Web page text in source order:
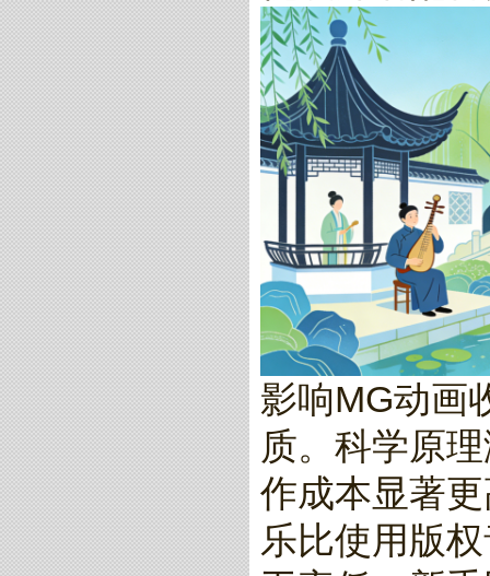
影响MG动画
质。科学原
作成本显著
乐比使用版